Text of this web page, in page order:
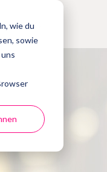
wie du
sowie
FAQ